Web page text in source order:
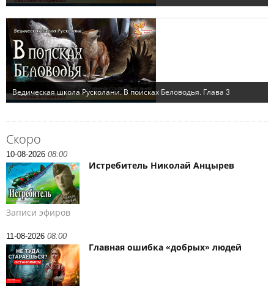
Скоро
10-08-2026 08:00
Истребитель Николай Анцырев
Записи эфиров
11-08-2026 08:00
Главная ошибка «добрых» людей